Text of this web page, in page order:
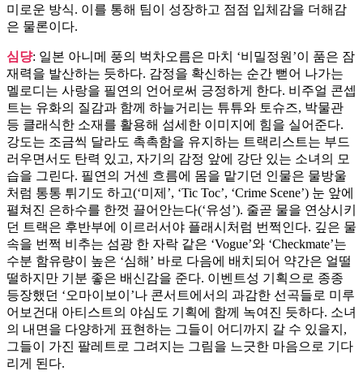
미로운 방식. 이를 통해 팀이 성장하고 점점 입체감을 더해감
은 물론이다.
심댱: 일본 아니메 풍의 벅차오름은 마치 ‘비밀정원’이 품은 잠
재력을 발산하는 듯하다. 감정을 확신하는 순간 뻗어 나가는
멜로디는 사랑을 필연의 언어로써 긍정하게 한다. 비주얼 콘셉
트는 유화의 질감과 함께 하늘거리는 튜튜와 토슈즈, 박물관
등 클래식한 소재를 활용해 섬세한 이미지에 힘을 실어준다.
강도는 조금씩 달라도 촉촉함을 유지하는 트랙리스트는 부드
러우면서도 탄력 있고, 자기의 감정 앞에 강단 있는 소녀의 모
습을 그린다. 필연의 거센 흐름에 몸을 맡기던 인물은 물방울
처럼 통통 튀기도 하고(‘미제’, ‘Tic Toc’, ‘Crime Scene’) 눈 앞에
펼쳐진 은하수를 한껏 끌어안는다(‘유성’). 줄곧 물을 연상시키
던 트랙은 후반부에 이르러서야 플래시처럼 번쩍인다. 깊은 물
속을 번쩍 비추는 섬광 한 자락 같은 ‘Vogue’와 ‘Checkmate’는
수분 함유량이 높은 ‘심해’ 바로 다음에 배치되어 약간은 얼떨
떨하지만 기분 좋은 배신감을 준다. 이벤트성 기획으로 종종
등장했던 ‘오마이보이’나 콘서트에서의 과감한 선곡들로 미루
어보건대 아티스트의 야심도 기획에 함께 녹여진 듯하다. 소녀
의 내면을 다양하게 표현하는 그들이 어디까지 갈 수 있을지,
그들이 가진 팔레트로 그려지는 그림을 느긋한 마음으로 기다
리게 된다.